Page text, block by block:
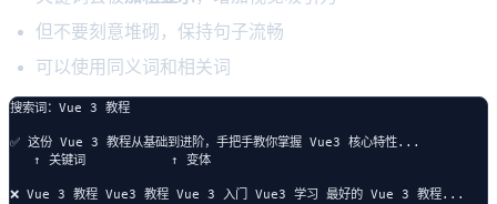
但不要刻意堆砌，保持句子流畅
可以使用同义词和相关词
搜索词：Vue 3 教程
✅ 这份 Vue 3 教程从基础到进阶，手把手教你掌握 Vue3 核心特性...
   ↑ 关键词           ↑ 变体
❌ Vue 3 教程 Vue3 教程 Vue 3 入门 Vue3 学习 最好的 Vue 3 教程...